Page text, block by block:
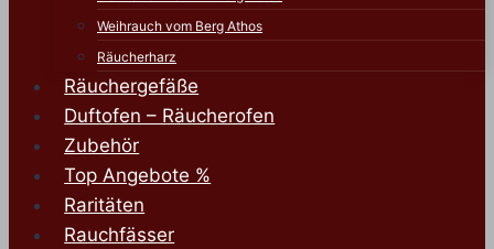
Weihrauch vom Berg Athos
Räucherharz
Räuchergefäße
Duftofen – Räucherofen
Zubehör
Top Angebote %
Raritäten
Rauchfässer